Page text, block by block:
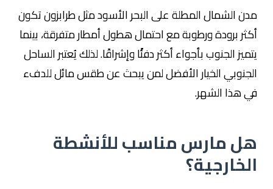
مدن الشمال المطلة على البحر الأسود مثلطرابزونتكون
أكثر برودة ورطوبة مع احتمال هطول أمطار متفرقة، بينما
يتميز الجنوب بأجواء أكثر دفئًا وإشراقًا. لذلك يُعتبر الساحل
الجنوبي الخيار الأفضل لمن يبحث عن طقس مائل للدفء
في هذا الشهر.
هل مارس مناسب للأنشطة
الخارجية؟